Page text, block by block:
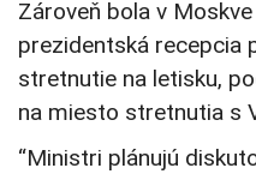
Zároveň bola v
prezidentská recepcia
stretnutie na letisku,
na miesto stretnutia s
“Ministri plánujú